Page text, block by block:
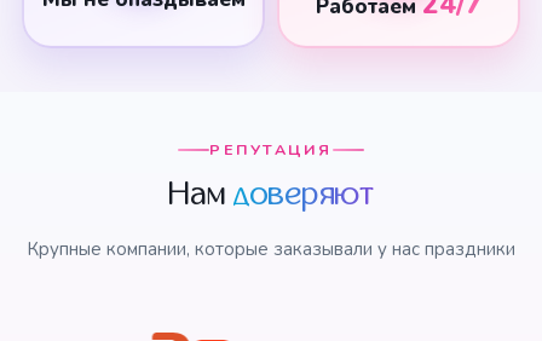
Работаем
РЕПУТАЦИЯ
Намдоверяют
Крупные компании, которые заказывали у нас праздники